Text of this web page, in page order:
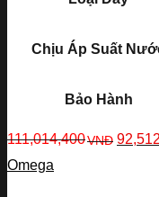
Chịu Áp Suất
Bảo Hành
111,014,400VNĐ
Omega